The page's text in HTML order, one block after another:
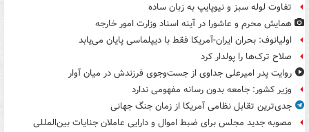
تفاوت لوله سبز و نیوپایپ به زبان ساده
همایش محرم و عاشورا در آینه اسناد وزارت امور خارجه
اولیانوف: بحران ایران-آمریکا فقط با دیپلماسی پایان می‌یابد
صلاح ترک‌ها را پولدار کرد
روایت پدر امیرعلی جداوی از جست‌وجوی فرزندش در میان آوار
وزیر کشور: جامعه بدون رسانه مفهومی ندارد
جدی‌ترین تقابل نظامی آمریکا از زمان جنگ جهانی
مصوبه جدید مجلس برای ضبط اموال و دارایی عاملان جنایات بین‌المللی